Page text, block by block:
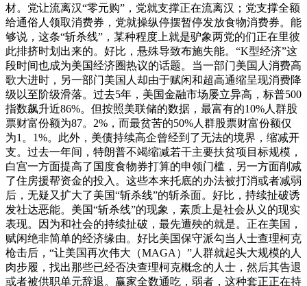
材。党让流离汉“零元购”，党就支撑正在流离汉；党支撑全额
给通俗人领取消费券，党就操纵停摆暂停发放食物消费券。能
够说，这条“斩杀线”，某种程度上就是驴象两党的们正在里彼
此排挤时划出来的。好比，悬殊导致布施失能。“K型经济”这
段时间也成为美国经济圈热议的话题。当一部门美国人消费高
歌大进时，另一部门美国人却由于赋闲和超高通缩呈现消费降
级以至阶级滑落。过去5年，美国金融市场屡立异高，标普500
指数飙升近86%。但按照美联储的数据，最富有的10%人群股
票财富份额为87。2%，而最贫苦的50%人群股票财富份额仅
为1。1%。此外，美债持续高企曾经到了无法的境界，缩减开
支。过去一年间，特朗普不竭缩减若干主要扶贫项目标规模，
白宫一方面提高了国度食物券打算的申领门槛，另一方面削减
了住房援帮资金的投入。这些本来托底的办法被打消或者减弱
后，无疑又扩大了美国“斩杀线”的斩杀面。好比，持续扯破诱
发社达恶能。美国“斩杀线”的现象，素质上是社会从义的现实
表现。因为和社会的持续扯破，最先遭殃的就是。正在美国，
赋闲绝非简单的经济缘由。好比美国保守派勾当人士查理柯克
枪击后，“让美国再次伟大（MAGA）”人群就起头大规模的人
肉步履，找出那些已经否决查理柯克概念的人士，然后其告退
或者被供职单元辞退。赢家全数通吃，弱者，这种套正正在持